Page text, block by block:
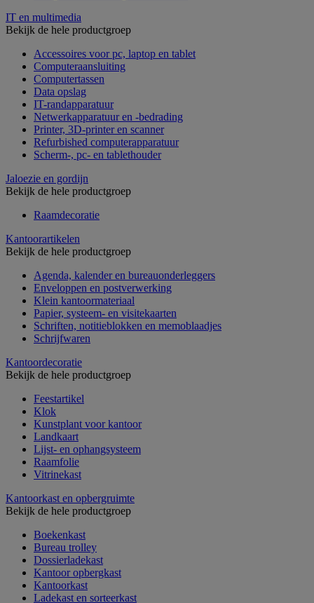
IT en multimedia
Bekijk de hele productgroep
Accessoires voor pc, laptop en tablet
Computeraansluiting
Computertassen
Data opslag
IT-randapparatuur
Netwerkapparatuur en -bedrading
Printer, 3D-printer en scanner
Refurbished computerapparatuur
Scherm-, pc- en tablethouder
Jaloezie en gordijn
Bekijk de hele productgroep
Raamdecoratie
Kantoorartikelen
Bekijk de hele productgroep
Agenda, kalender en bureauonderleggers
Enveloppen en postverwerking
Klein kantoormateriaal
Papier, systeem- en visitekaarten
Schriften, notitieblokken en memoblaadjes
Schrijfwaren
Kantoordecoratie
Bekijk de hele productgroep
Feestartikel
Klok
Kunstplant voor kantoor
Landkaart
Lijst- en ophangsysteem
Raamfolie
Vitrinekast
Kantoorkast en opbergruimte
Bekijk de hele productgroep
Boekenkast
Bureau trolley
Dossierladekast
Kantoor opbergkast
Kantoorkast
Ladekast en sorteerkast